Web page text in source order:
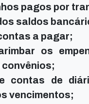
pagos por
saldos
a pagar;
os
contas de
vencimentos;